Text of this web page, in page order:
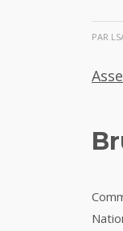
PAR